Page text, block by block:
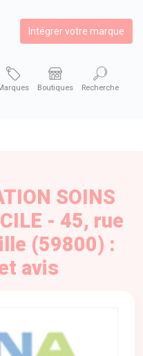
Intégrer votre marque
Boutiques Recherche
SOINS
- 45, rue
(59800) :
avis